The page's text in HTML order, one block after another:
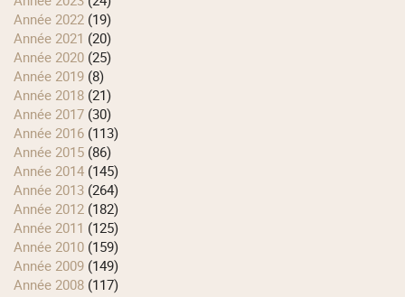
année 2022 (19)
année 2021 (20)
année 2020 (25)
année 2019 (8)
année 2018 (21)
année 2017 (30)
année 2016 (113)
année 2015 (86)
année 2014 (145)
année 2013 (264)
année 2012 (182)
année 2011 (125)
année 2010 (159)
année 2009 (149)
année 2008 (117)